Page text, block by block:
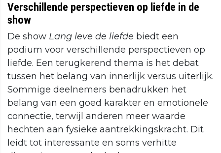
Verschillende perspectieven op liefde in de
show
De show Lang leve de liefde biedt een
podium voor verschillende perspectieven op
liefde. Een terugkerend thema is het debat
tussen het belang van innerlijk versus uiterlijk.
Sommige deelnemers benadrukken het
belang van een goed karakter en emotionele
connectie, terwijl anderen meer waarde
hechten aan fysieke aantrekkingskracht. Dit
leidt tot interessante en soms verhitte